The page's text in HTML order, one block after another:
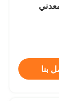
بنا